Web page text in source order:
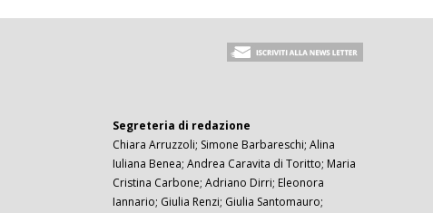
Segreteria di redazione
Chiara Arruzzoli; Simone Barbareschi; Alina
Iuliana Benea; Andrea Caravita di Toritto; Maria
Cristina Carbone; Adriano Dirri; Eleonora
Iannario; Giulia Renzi; Giulia Santomauro;